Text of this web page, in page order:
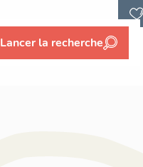
Lancer la recherche